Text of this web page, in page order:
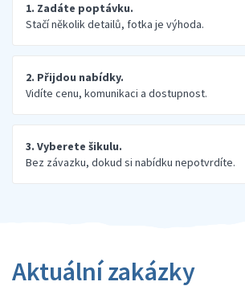
1. Zadáte poptávku.
Stačí několik detailů, fotka je výhoda.
2. Přijdou nabídky.
Vidíte cenu, komunikaci a dostupnost.
3. Vyberete šikulu.
Bez závazku, dokud si nabídku nepotvrdíte.
Aktuální zakázky